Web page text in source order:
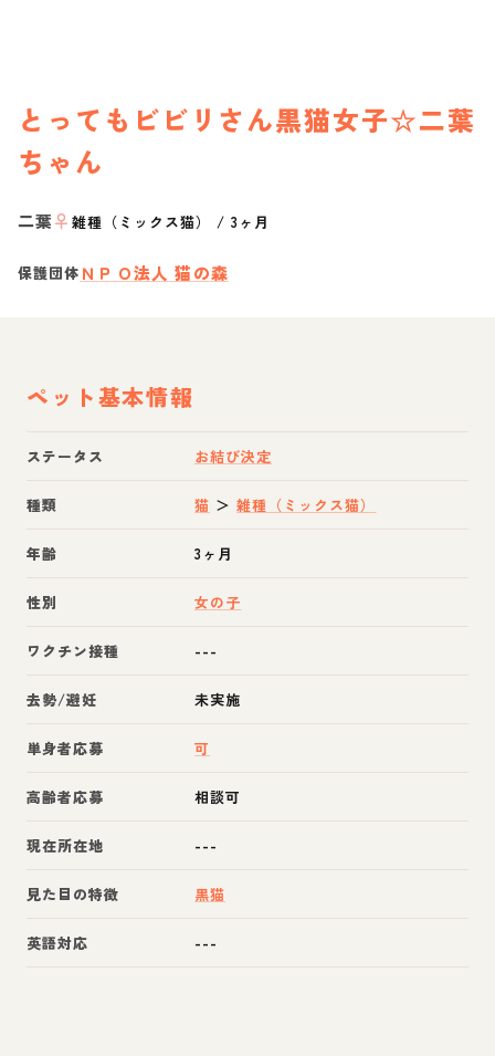
とってもビビリさん黒猫女子☆二葉
ちゃん
二葉♀ 雑種（ミックス猫） /3ヶ月
保護団体 ＮＰＯ法人 猫の森
ペット基本情報
ステータス お結び決定
種類 猫 ＞雑種（ミックス猫）
年齢 3ヶ月
性別 女の子
ワクチン接種 ---
去勢/避妊 未実施
単身者応募 可
高齢者応募 相談可
現在所在地 ---
見た目の特徴 黒猫
英語対応 ---